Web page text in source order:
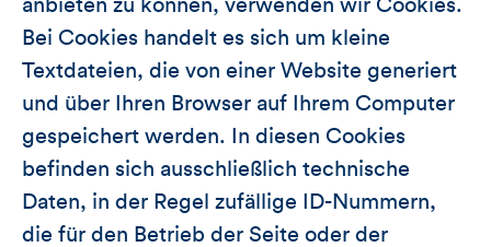
anbieten zu können, verwenden wir Cookies.
Bei Cookies handelt es sich um kleine
Textdateien, die von einer Website generiert
und über Ihren Browser auf Ihrem Computer
gespeichert werden. In diesen Cookies
befinden sich ausschließlich technische
Daten, in der Regel zufällige ID-Nummern,
die für den Betrieb der Seite oder der